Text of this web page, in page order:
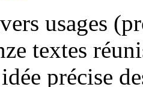
usages
textes
précise